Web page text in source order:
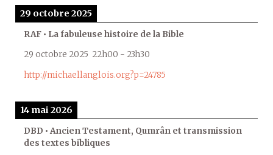
29 octobre 2025
RAF • La fabuleuse histoire de la Bible
29 octobre 2025 22h00 - 23h30
http://michaellanglois.org?p=24785
14 mai 2026
DBD • Ancien Testament, Qumrân et transmission
des textes bibliques